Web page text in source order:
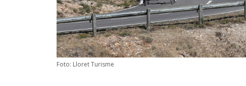
Foto: Lloret Turisme